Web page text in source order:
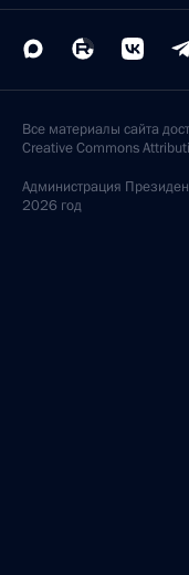
Все материалы сайта
Creative Commons
Администрация
2026 год